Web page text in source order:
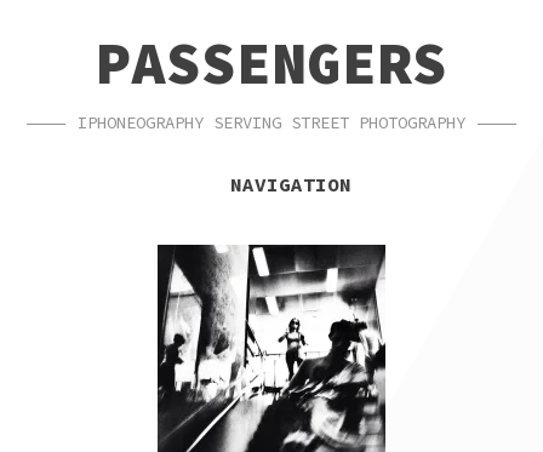
NAVIGATIONPASSENGERS
IPHONEOGRAPHY SERVING STREET PHOTOGRAPHY
NAVIGATION